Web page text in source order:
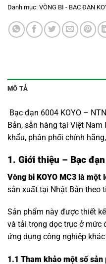
Danh mục: VÒNG BI - BẠC ĐẠN
MÔ TẢ
Bạc đạn 6004 KOYO –
Bản, sẵn hàng tại Việt
khẩu, phân phối chính
1. Giới thiệu – Bạc
Vòng bi KOYO MC3 là một
sản xuất tại Nhật Bản theo
Sản phẩm này được thiết
và tải trọng dọc trục ở mức
ứng dụng công nghiệp
1.1 Tham khảo một số sản